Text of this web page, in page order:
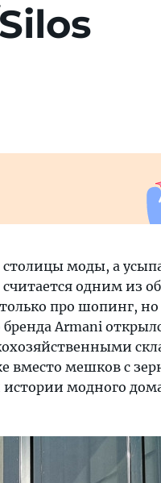
моды, а
одним из
про шопинг,
бренда Armani
вместо мешков с
модного